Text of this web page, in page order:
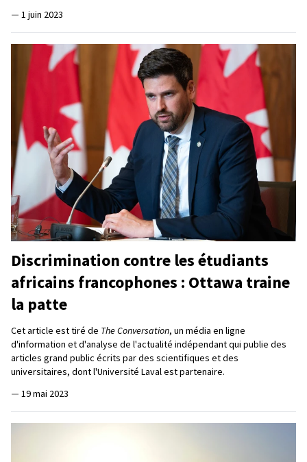
— 1 juin 2023
Discrimination contre les étudiants
africains francophones : Ottawa traine
la patte
Cet article est tiré de The Conversation, un média en ligne
d'information et d'analyse de l'actualité indépendant qui publie des
articles grand public écrits par des scientifiques et des
universitaires, dont l'Université Laval est partenaire.
— 19 mai 2023